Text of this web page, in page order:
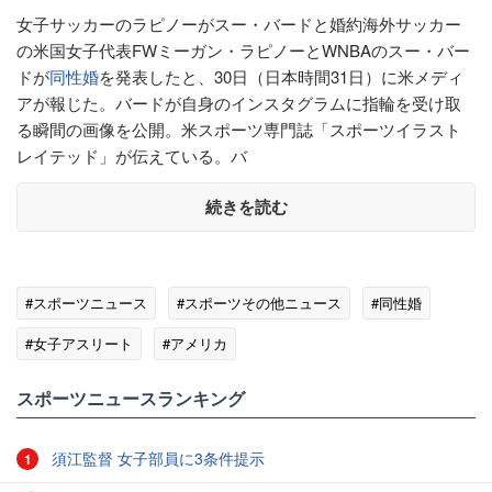
女子サッカーのラピノーがスー・バードと婚約海外サッカー
の米国女子代表FWミーガン・ラピノーとWNBAのスー・バー
ドが同性婚を発表したと、30日（日本時間31日）に米メディ
アが報じた。バードが自身のインスタグラムに指輪を受け取
る瞬間の画像を公開。米スポーツ専門誌「スポーツイラスト
レイテッド」が伝えている。バ
続きを読む
#スポーツニュース #スポーツその他ニュース
#同性婚
#女子アスリート
#アメリカ
スポーツニュースランキング
1 須江監督 女子部員に3条件提示